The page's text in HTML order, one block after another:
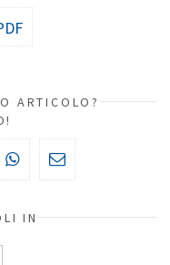
ARTICOLO?
IN